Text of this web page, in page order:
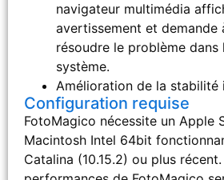
navigateur multimédia
avertissement et demande
résoudre le problème dans
système.
Amélioration de la stabilité
Configuration requise
FotoMagico nécessite un Apple
Macintosh Intel 64bit
Catalina (10.15.2) ou plus